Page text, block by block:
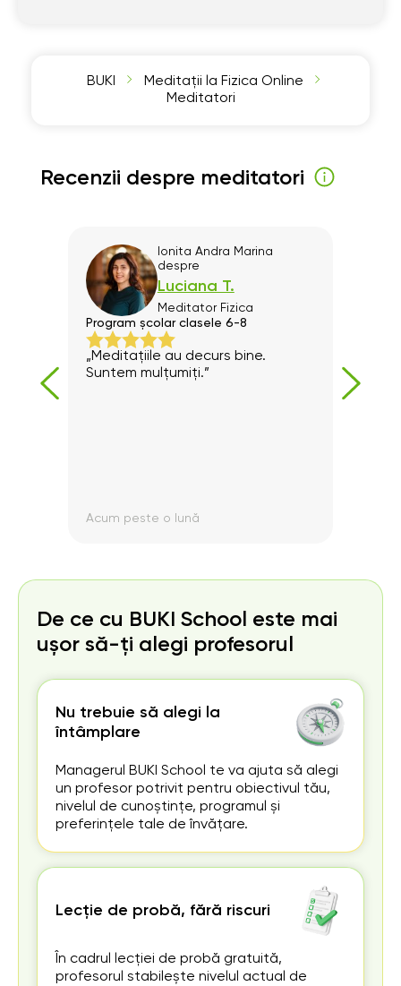
BUKI
Meditații la Fizica Online
Meditatori
Recenzii despre meditatori
Ionita Andra Marina
despre
Luciana T.
Meditator Fizica
Program școlar clasele 6-8
„Meditațiile au decurs bine.
Suntem mulțumiți.”
Acum peste o lună
De ce cu BUKI School este mai
ușor să-ți alegi profesorul
Nu trebuie să alegi la
întâmplare
Managerul BUKI School te va ajuta să alegi
un profesor potrivit pentru obiectivul tău,
nivelul de cunoștințe, programul și
preferințele tale de învățare.
Lecție de probă, fără riscuri
În cadrul lecției de probă gratuită,
profesorul stabilește nivelul actual de